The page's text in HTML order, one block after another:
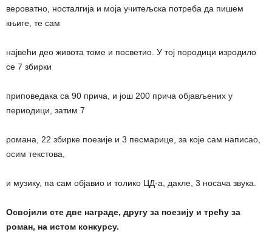
вероватно, носталгија и моја учитељска потреба да пишем
књиге, те сам
највећи део живота томе и посветио. У тој породици изродило
се 7 збирки
приповедака са 90 прича, и још 200 прича објављених у
периодици, затим 7
романа, 22 збирке поезије и 3 песмарице, за које сам написао,
осим текстова,
и музику, па сам објавио и толико ЦД-а, дакле, 3 носача звука.
Освојили сте две награде, другу за поезију и трећу за
роман, на истом конкурсу.